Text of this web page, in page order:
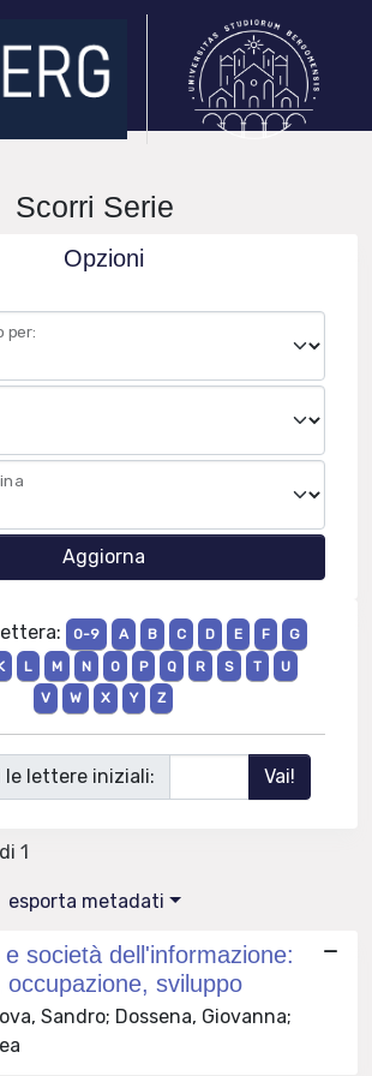
Scorri Serie
Opzioni
per:
0-9 A B C D E F
G
L M N O P Q R S T
U
V
W X Y Z
le lettere iniziali:
1
esporta metadati
società dell'informazione:
occupazione, sviluppo
Sandro; Dossena, Giovanna;